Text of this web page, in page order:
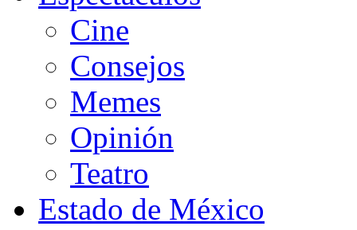
Cine
Consejos
Memes
Opinión
Teatro
Estado de México